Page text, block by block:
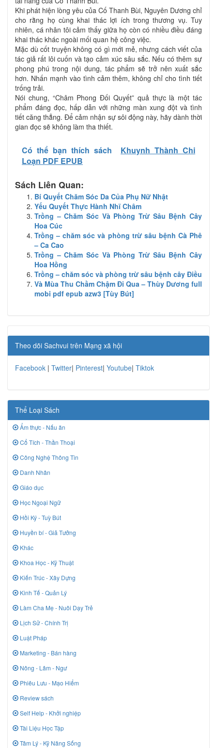
Khi phát hiện lòng yêu của Cố Thanh Bùi, Nguyên Dương chỉ
cho rằng họ cùng khai thác lợi ích trong thương vụ. Tuy
nhiên, cá nhân tôi cảm thấy giữa họ còn có nhiều điều đáng
khai thác khác ngoài mối quan hệ công việc.
Mặc dù cốt truyện không có gì mới mẻ, nhưng cách viết của
tác giả rất lôi cuốn và tạo cảm xúc sâu sắc. Nếu có thêm sự
phong phú trong nội dung, tác phẩm sẽ trở nên xuất sắc
hơn. Nhấn mạnh vào tình cảm thêm, không chỉ cho tình tiết
trống trải.
Nói chung, “Châm Phong Đối Quyết” quả thực là một tác
phẩm đáng đọc, hấp dẫn với những màn xung đột và tình
tiết căng thẳng. Để cảm nhận sự sôi động này, hãy dành thời
gian đọc sẽ không làm tha thiết.
Có thể bạn thích sách
Khuynh Thành Chi
Loạn PDF EPUB
Sách Liên Quan:
Bí Quyết Chăm Sóc Da Của Phụ Nữ Nhật
Yếu Quyết Thực Hành Nhĩ Châm
Trồng – Chăm Sóc Và Phòng Trừ Sâu Bệnh Cây
Hoa Cúc
Trồng – chăm sóc và phòng trừ sâu bệnh Cà Phê
– Ca Cao
Trồng – Chăm Sóc Và Phòng Trừ Sâu Bệnh Cây
Hoa Hồng
Trồng – chăm sóc và phòng trừ sâu bệnh cây Điều
Và Mùa Thu Chầm Chậm Đi Qua – Thùy Dương full
mobi pdf epub azw3 [Tùy Bút]
Theo dõi Sachvui trên Mạng xã hội
Facebook | Twitter| Pinterest| Youtube| Tiktok
Thể Loại Sách
Ẩm thực - Nấu ăn
Cổ Tích - Thần Thoại
Công Nghệ Thông Tin
Danh Nhân
Giáo dục
Học Ngoại Ngữ
Hồi Ký - Tuỳ Bút
Huyền bí - Giả Tưởng
Khác
Khoa Học - Kỹ Thuật
Kiến Trúc - Xây Dựng
Kinh Tế - Quản Lý
Làm Cha Mẹ - Nuôi Dạy Trẻ
Lịch Sử - Chính Trị
Luật Pháp
Marketing - Bán hàng
Nông - Lâm - Ngư
Phiêu Lưu - Mạo Hiểm
Review sách
Self Help - Khởi nghiệp
Tài Liệu Học Tập
Tâm Lý - Kỹ Năng Sống